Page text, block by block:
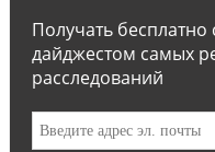
Получать
дайджестом самых
расследований